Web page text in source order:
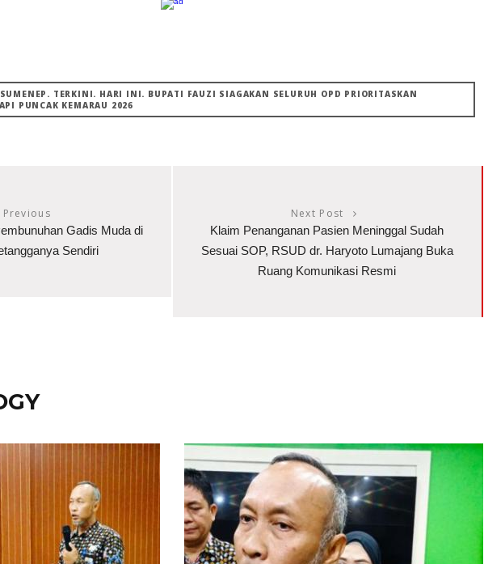
TERKINI. HARI INI. BUPATI FAUZI SIAGAKAN SELURUH OPD PRIORITASKAN
PUNCAK KEMARAU 2026
Previous
Gadis Muda di
Sendiri
Next Post
Klaim Penanganan Pasien Meninggal Sudah
Sesuai SOP, RSUD dr. Haryoto Lumajang Buka
Ruang Komunikasi Resmi